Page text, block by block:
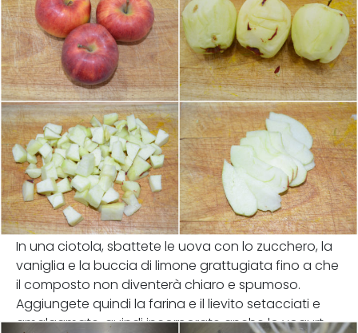
In una ciotola, sbattete le uova con lo zucchero, la
vaniglia e la buccia di limone grattugiata fino a che
il composto non diventerà chiaro e spumoso.
Aggiungete quindi la farina e il lievito setacciati e
amalgamate, quindi incorporate anche lo yogurt .